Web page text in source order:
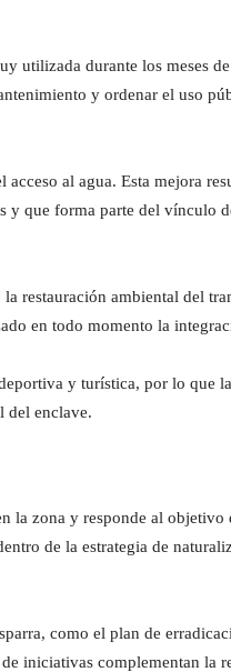
utilizada durante los meses
y ordenar el uso
al agua. Esta mejora
y que forma parte del vínculo
restauración ambiental del
en todo momento la
y turística, por lo que
del enclave.
la zona y responde al objetivo
de la estrategia de
como el plan de
iniciativas complementan la